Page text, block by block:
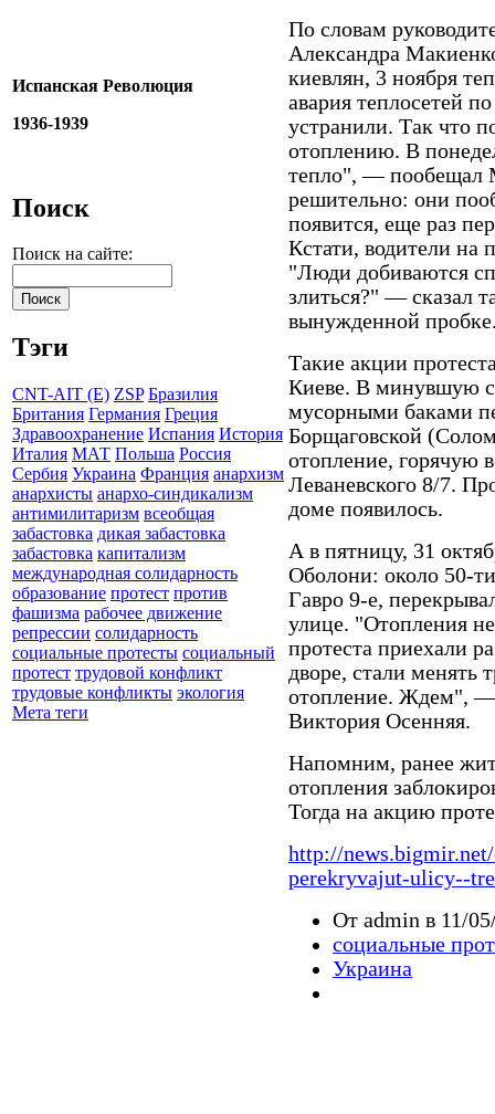
Испанская Революция
1936-1939
Поиск
Поиск на сайте:
Тэги
CNT-AIT (E) ZSP Бразилия
Британия Германия Греция
Здравоохранение Испания История
Италия МАТ Польша Россия
Сербия Украина Франция анархизм
анархисты анархо-синдикализм
антимилитаризм всеобщая
забастовка дикая забастовка
забастовка капитализм
международная солидарность
образование протест против
фашизма рабочее движение
репрессии солидарность
социальные протесты социальный
протест трудовой конфликт
трудовые конфликты экология
Мета теги
По словам
Александра
киевлян, 3 ноября
авария теплосетей
устранили. Так что
отоплению. В
тепло", — пообещал
решительно: они
появится, еще раз
Кстати, водители на
"Люди добиваются
злиться?" — сказал
вынужденной
Такие акции
Киеве. В минувшую
мусорными баками
Борщаговской
отопление, горячую
Леваневского 8/7.
доме появилось.
А в пятницу, 31
Оболони: около 50-
Гавро 9-е,
улице. "Отопления
протеста приехали
дворе, стали менять
отопление. Ждем", —
Виктория Осенняя.
Напомним, ранее
отопления
Тогда на акцию
http://
perekryvajut-ulicy--
От admin в 11/
социальные
Украина